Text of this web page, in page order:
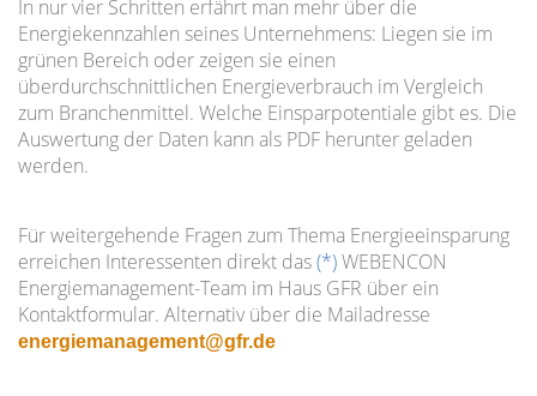
In nur vier Schritten erfährt man mehr über die
Energiekennzahlen seines Unternehmens: Liegen sie im
grünen Bereich oder zeigen sie einen
überdurchschnittlichen Energieverbrauch im Vergleich
zum Branchenmittel. Welche Einsparpotentiale gibt es. Die
Auswertung der Daten kann als PDF herunter geladen
werden.
Für weitergehende Fragen zum Thema Energieeinsparung
erreichen Interessenten direkt das(*)WEBENCON
Energiemanagement-Team im Haus GFR über ein
Kontaktformular. Alternativ über die Mailadresse
energiemanagement@gfr.de